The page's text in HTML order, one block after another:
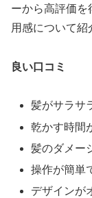
ーから高評価を
用感について紹
良い口コミ
髪がサラサ
乾かす時間
髪のダメー
操作が簡単
デザインが